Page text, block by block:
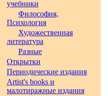
учебники
Философия,
Психология
Художественная
литература
Разные
Открытки
Периодические издания
Artist's books и
малотиражные издания